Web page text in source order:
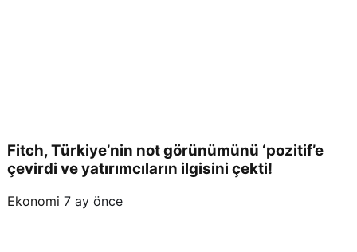
Fitch, Türkiye’nin not görünümünü ‘pozitif’e
çevirdi ve yatırımcıların ilgisini çekti!
Ekonomi 7 ay önce